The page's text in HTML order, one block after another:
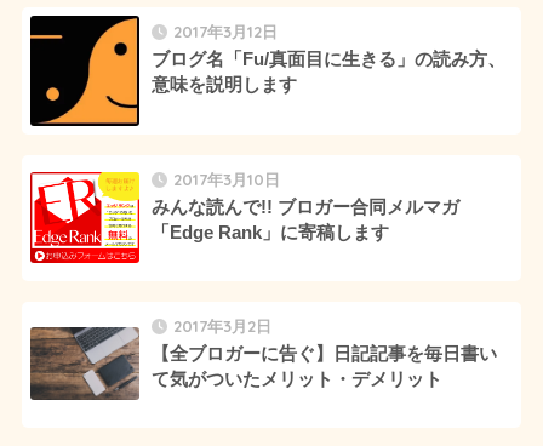
2017年3月12日
ブログ名「Fu/真面目に生きる」の読み方、
意味を説明します
2017年3月10日
みんな読んで!! ブロガー合同メルマガ
「Edge Rank」に寄稿します
2017年3月2日
【全ブロガーに告ぐ】日記記事を毎日書い
て気がついたメリット・デメリット